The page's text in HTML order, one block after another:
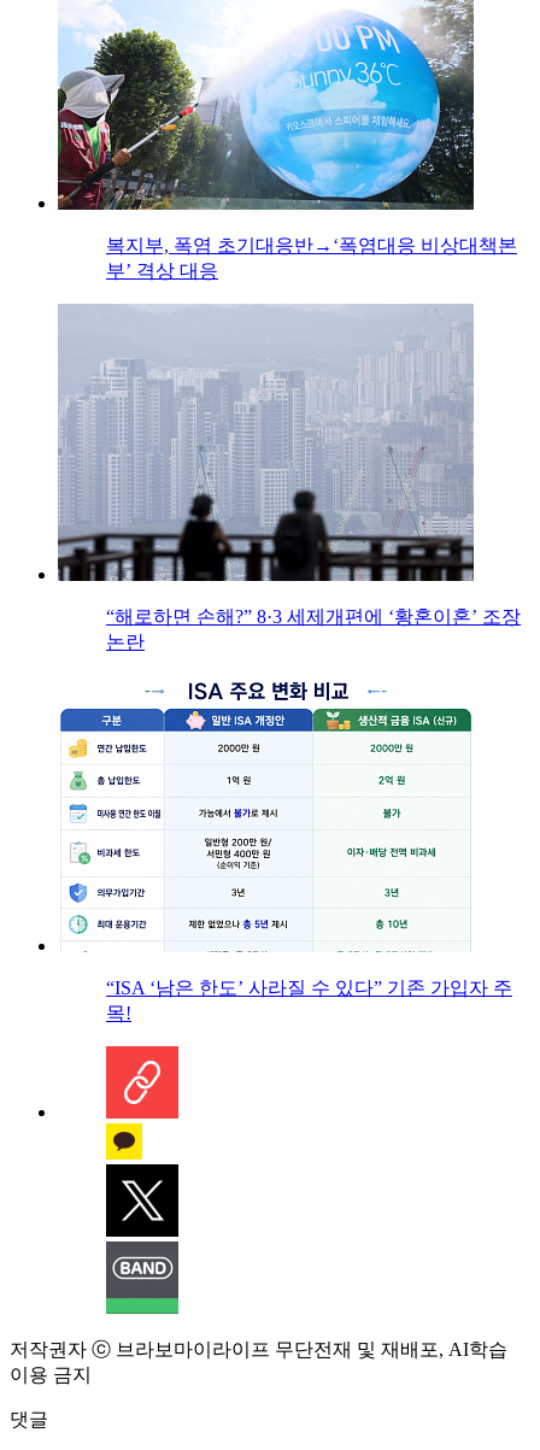
복지부, 폭염 초기대응반→‘폭염대응 비상대책본
부’ 격상 대응
“해로하면 손해?” 8·3 세제개편에 ‘황혼이혼’ 조장
논란
“ISA ‘남은 한도’ 사라질 수 있다” 기존 가입자 주
목!
저작권자 ⓒ 브라보마이라이프 무단전재 및 재배포, AI학습
이용 금지
댓글